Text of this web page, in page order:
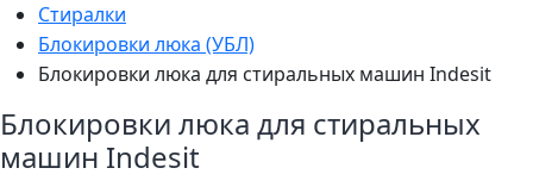
Стиралки
Блокировки люка (УБЛ)
Блокировки люка для стиральных машин Indesit
Блокировки люка для стиральных
машин Indesit